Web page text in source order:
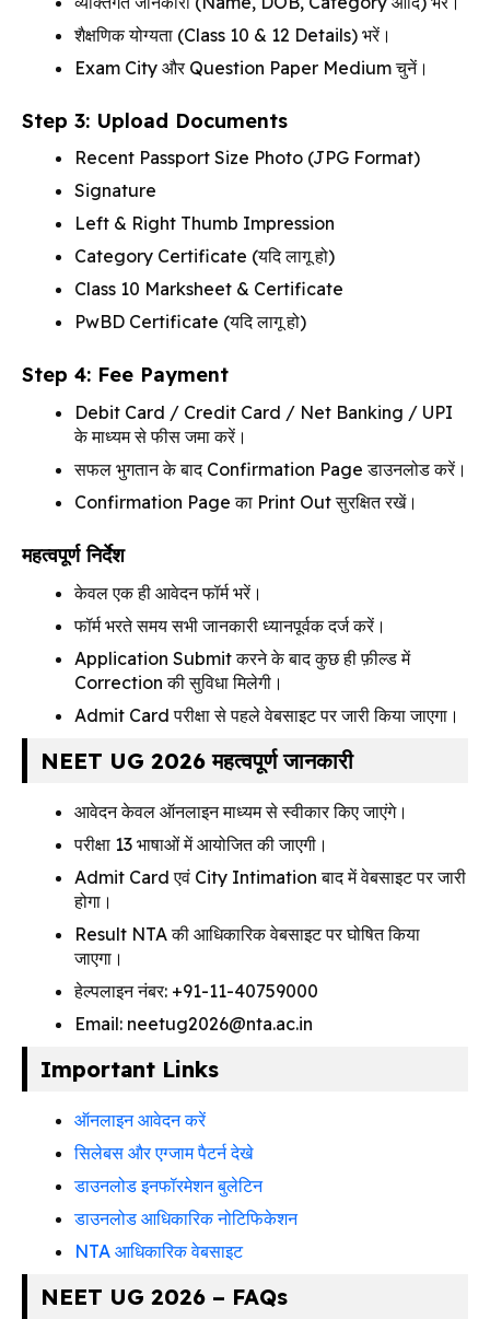
शैक्षणिक योग्यता (Class 10 & 12 Details) भरें।
Exam City और Question Paper Medium चुनें।
Step 3: Upload Documents
Recent Passport Size Photo (JPG Format)
Signature
Left & Right Thumb Impression
Category Certificate (यदि लागू हो)
Class 10 Marksheet & Certificate
PwBD Certificate (यदि लागू हो)
Step 4: Fee Payment
Debit Card / Credit Card / Net Banking / UPI
के माध्यम से फीस जमा करें।
सफल भुगतान के बाद Confirmation Page डाउनलोड करें।
Confirmation Page का Print Out सुरक्षित रखें।
महत्वपूर्ण निर्देश
केवल एक ही आवेदन फॉर्म भरें।
फॉर्म भरते समय सभी जानकारी ध्यानपूर्वक दर्ज करें।
Application Submit करने के बाद कुछ ही फ़ील्ड में
Correction की सुविधा मिलेगी।
Admit Card परीक्षा से पहले वेबसाइट पर जारी किया जाएगा।
NEET UG 2026 महत्वपूर्ण जानकारी
आवेदन केवल ऑनलाइन माध्यम से स्वीकार किए जाएंगे।
परीक्षा 13 भाषाओं में आयोजित की जाएगी।
Admit Card एवं City Intimation बाद में वेबसाइट पर जारी
होगा।
Result NTA की आधिकारिक वेबसाइट पर घोषित किया
जाएगा।
हेल्पलाइन नंबर: +91-11-40759000
Email: neetug2026@nta.ac.in
Important Links
ऑनलाइन आवेदन करें
सिलेबस और एग्जाम पैटर्न देखे
डाउनलोड इनफॉरमेशन बुलेटिन
डाउनलोड आधिकारिक नोटिफिकेशन
NTA आधिकारिक वेबसाइट
NEET UG 2026 – FAQs